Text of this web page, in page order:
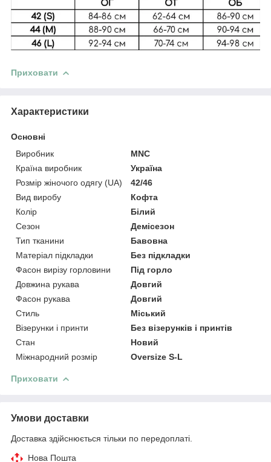
Приховати
Характеристики
Основні
Виробник
MNC
Країна виробник
Україна
Розмір жіночого одягу (UA)
42/46
Вид виробу
Кофта
Колір
Білий
Сезон
Демісезон
Тип тканини
Бавовна
Матеріал підкладки
Без підкладки
Фасон вирізу горловини
Під горло
Довжина рукава
Довгий
Фасон рукава
Довгий
Стиль
Міський
Візерунки і принти
Без візерунків і принтів
Стан
Новий
Міжнародний розмір
Oversize S-L
Приховати
Умови доставки
Доставка здійснюється тільки по передоплаті.
Нова Пошта